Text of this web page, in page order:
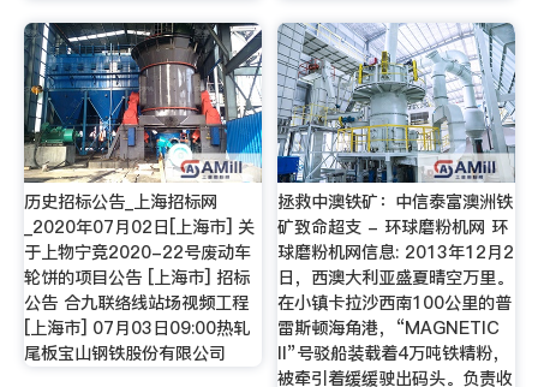
历史招标公告_上海招标网
_2020年07月02日[上海市] 关
于上物宁竞2020-22号废动车
轮饼的项目公告 [上海市] 招标
公告 合九联络线站场视频工程
[上海市] 07月03日09:00热轧
尾板宝山钢铁股份有限公司
拯救中澳铁矿：中信泰富澳洲铁
矿致命超支 - 环球磨粉机网 环
球磨粉机网信息: 2013年12月2
日，西澳大利亚盛夏晴空万里。
在小镇卡拉沙西南100公里的普
雷斯顿海角港，“MAGNETIC
II”号驳船装载着4万吨铁精粉，
被牵引着缓缓驶出码头。负责收